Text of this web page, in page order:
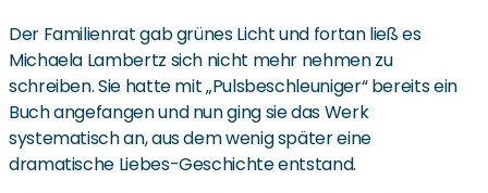
Der Familienrat gab grünes Licht und fortan ließ es
Michaela Lambertz sich nicht mehr nehmen zu
schreiben. Sie hatte mit „Pulsbeschleuniger“ bereits ein
Buch angefangen und nun ging sie das Werk
systematisch an, aus dem wenig später eine
dramatische Liebes-Geschichte entstand.